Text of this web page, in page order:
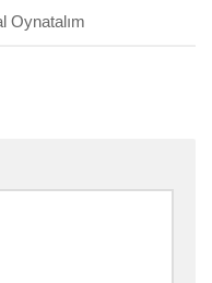
Oynatalım